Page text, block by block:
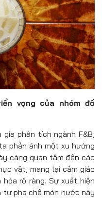
vọng của nhóm đồ
phân tích ngành F&B,
phản ánh một xu hướng
càng quan tâm đến các
vật, mang lại cảm giác
rõ ràng. Sự xuất hiện
tự pha chế món nước này